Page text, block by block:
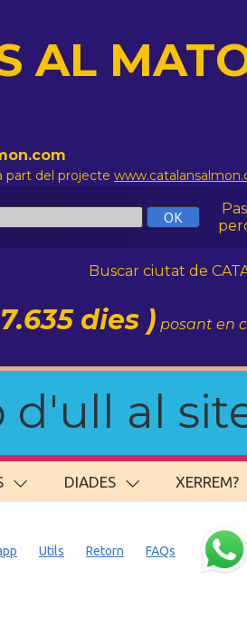
AL
part del projecte
Buscar ciutat de
dies ) posant en
al
DIADES XERREM?
Utils Retorn FAQs